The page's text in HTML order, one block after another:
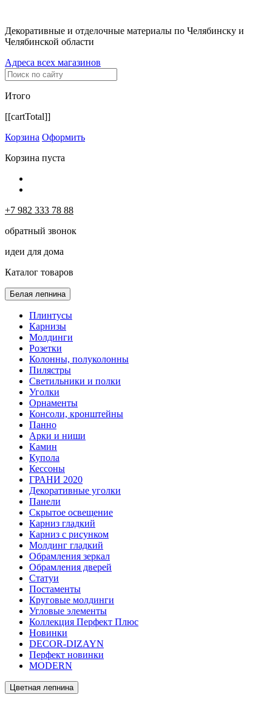
Декоративные и отделочные материалы по Челябинску и
Челябинской области
Адреса всех магазинов
Итого
[[cartTotal]]
Корзина Оформить
Корзина пуста
+7 982 333 78 88
обратный звонок
идеи для дома
Каталог товаров
Белая лепнина
Плинтусы
Карнизы
Молдинги
Розетки
Колонны, полуколонны
Пилястры
Светильники и полки
Уголки
Орнаменты
Консоли, кронштейны
Панно
Арки и ниши
Камин
Купола
Кессоны
ГРАНИ 2020
Декоративные уголки
Панели
Скрытое освещение
Карниз гладкий
Карниз с рисунком
Молдинг гладкий
Обрамления зеркал
Обрамления дверей
Статуи
Постаменты
Круговые молдинги
Угловые элементы
Коллекция Перфект Плюс
Новинки
DECOR-DIZAYN
Перфект новинки
MODERN
Цветная лепнина